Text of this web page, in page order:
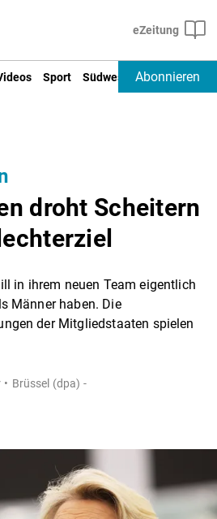
Sport Südwest Deutschland
Abonnieren
droht Scheitern
in ihrem neuen Team eigentlich
Männer haben. Die
der Mitgliedstaaten spielen
Brüssel (dpa) -